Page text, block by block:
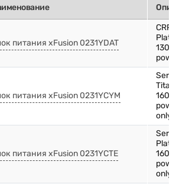
питания xFusion 0231YDAT
питания xFusion 0231YCYM
only
питания xFusion 0231YCTE
only